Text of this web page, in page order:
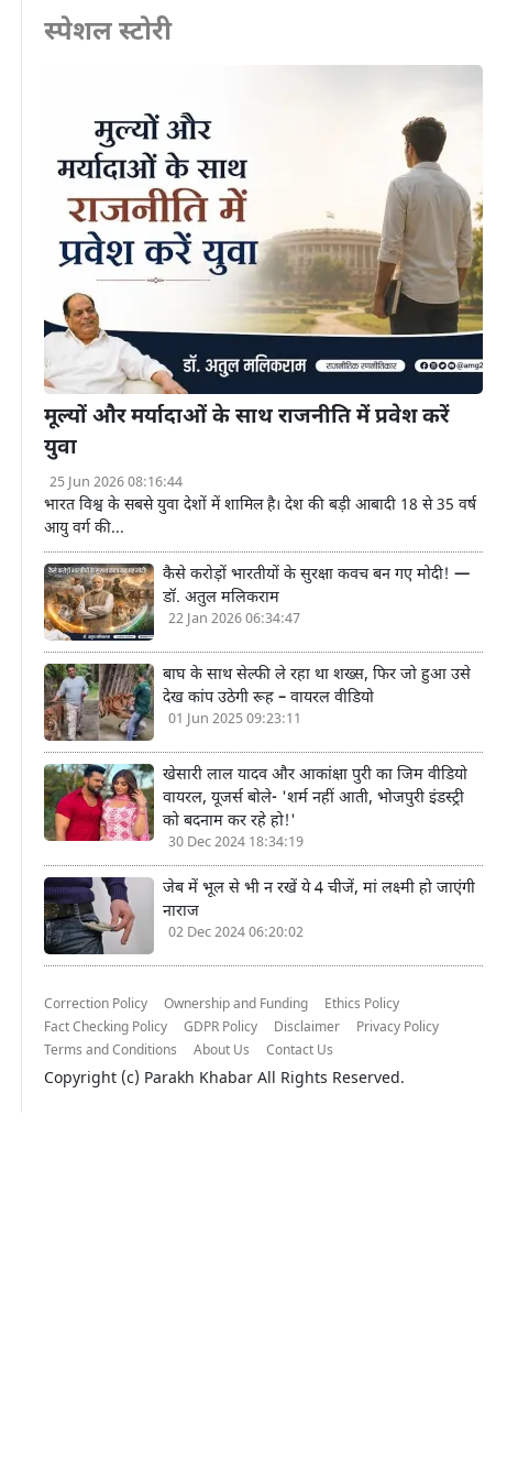
स्पेशल स्टोरी
मूल्यों और मर्यादाओं के साथ राजनीति में प्रवेश करें
युवा
25 Jun 2026 08:16:44
भारत विश्व के सबसे युवा देशों में शामिल है। देश की बड़ी आबादी 18 से 35 वर्ष
आयु वर्ग की...
कैसे करोड़ों भारतीयों के सुरक्षा कवच बन गए मोदी! —
डॉ. अतुल मलिकराम
22 Jan 2026 06:34:47
बाघ के साथ सेल्फी ले रहा था शख्स, फिर जो हुआ उसे
देख कांप उठेगी रूह – वायरल वीडियो
01 Jun 2025 09:23:11
खेसारी लाल यादव और आकांक्षा पुरी का जिम वीडियो
वायरल, यूजर्स बोले- 'शर्म नहीं आती, भोजपुरी इंडस्ट्री
को बदनाम कर रहे हो!'
30 Dec 2024 18:34:19
जेब में भूल से भी न रखें ये 4 चीजें, मां लक्ष्मी हो जाएंगी
नाराज
02 Dec 2024 06:20:02
Correction Policy Ownership and Funding
Ethics Policy
Fact Checking Policy
GDPR Policy Disclaimer
Privacy Policy
Terms and Conditions
About Us Contact Us
Copyright (c) Parakh Khabar All Rights Reserved.